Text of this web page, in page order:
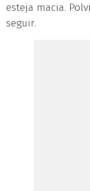
esteja macia.
seguir.